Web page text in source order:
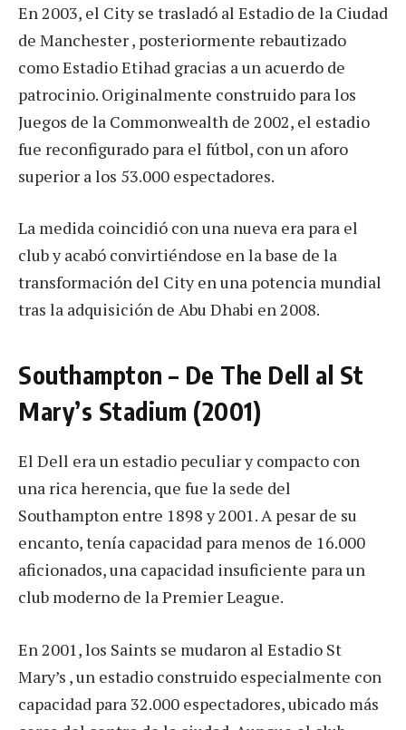
En 2003, el City se trasladó al Estadio de la Ciudad
de Manchester , posteriormente rebautizado
como Estadio Etihad gracias a un acuerdo de
patrocinio. Originalmente construido para los
Juegos de la Commonwealth de 2002, el estadio
fue reconfigurado para el fútbol, con un aforo
superior a los 53.000 espectadores.
La medida coincidió con una nueva era para el
club y acabó convirtiéndose en la base de la
transformación del City en una potencia mundial
tras la adquisición de Abu Dhabi en 2008.
Southampton – De The Dell al St
Mary’s Stadium (2001)
El Dell era un estadio peculiar y compacto con
una rica herencia, que fue la sede del
Southampton entre 1898 y 2001. A pesar de su
encanto, tenía capacidad para menos de 16.000
aficionados, una capacidad insuficiente para un
club moderno de la Premier League.
En 2001, los Saints se mudaron al Estadio St
Mary’s , un estadio construido especialmente con
capacidad para 32.000 espectadores, ubicado más